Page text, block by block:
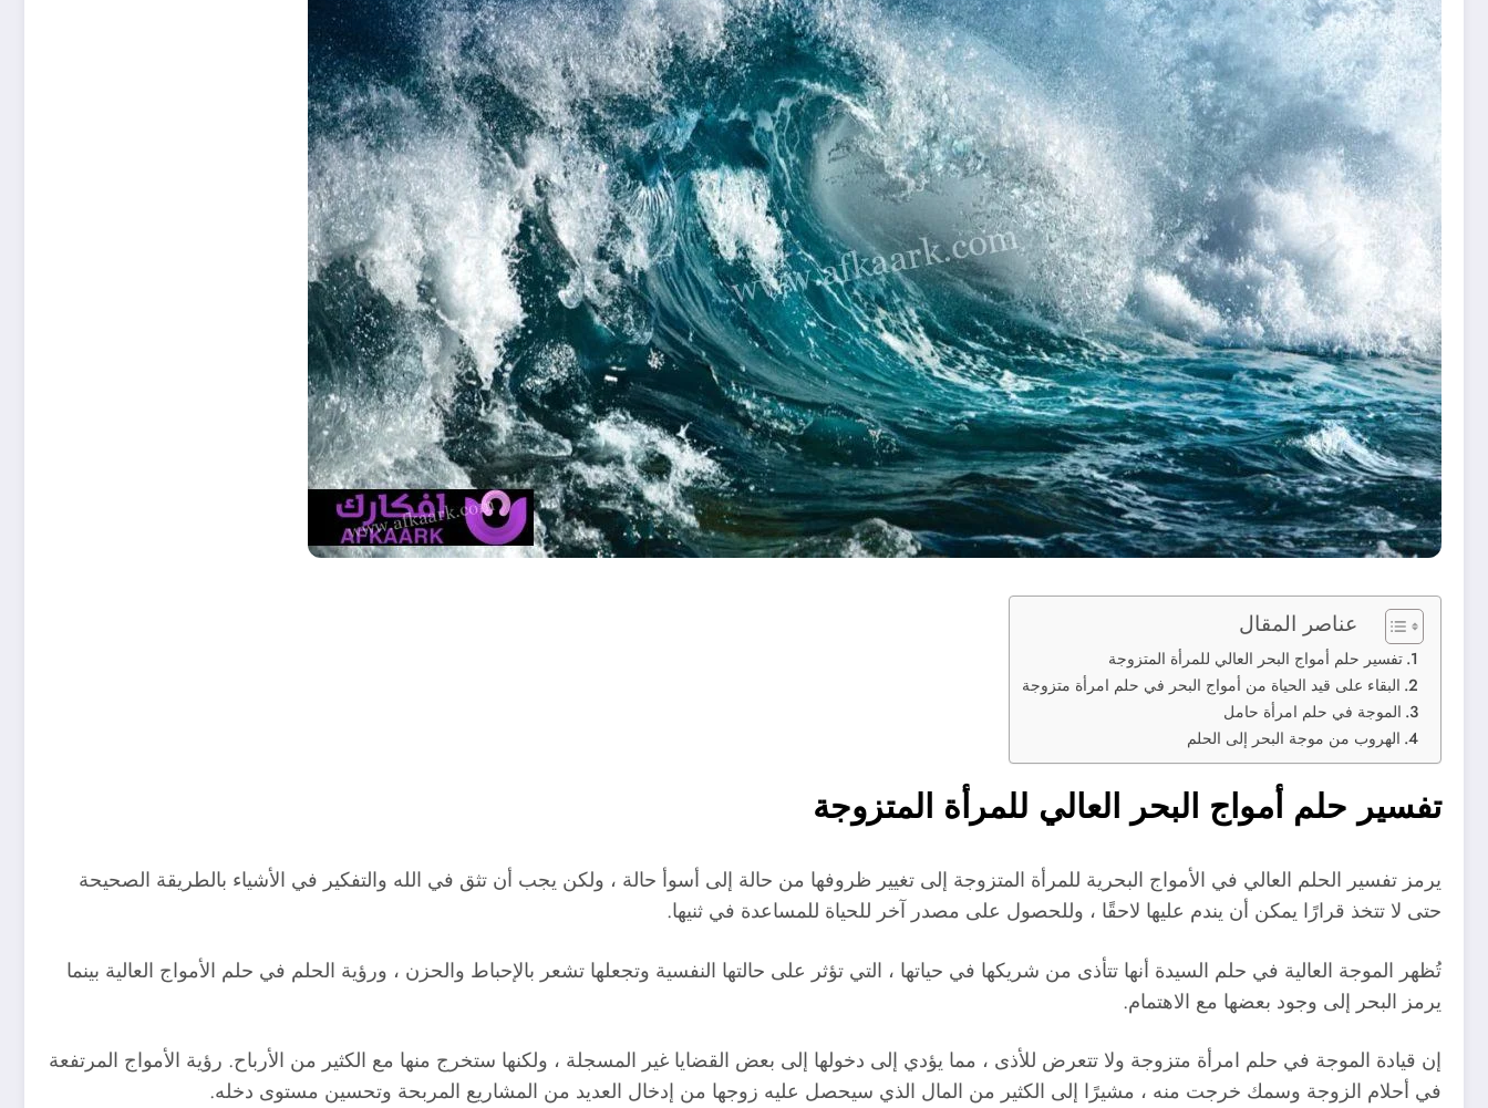
عناصر المقال
تفسير حلم أمواج البحر العالي للمرأة المتزوجة
البقاء على قيد الحياة من أمواج البحر في حلم امرأة متزوجة
الموجة في حلم امرأة حامل
الهروب من موجة البحر إلى الحلم
تفسير حلم أمواج البحر العالي للمرأة المتزوجة
يرمز تفسير الحلم العالي في الأمواج البحرية للمرأة المتزوجة إلى تغيير ظروفها من حالة إلى أسوأ حالة ، ولكن يجب أن تثق في الله والتفكير في الأشياء بالطريقة الصحيحة
حتى لا تتخذ قرارًا يمكن أن يندم عليها لاحقًا ، وللحصول على مصدر آخر للحياة للمساعدة في ثنيها.
تُظهر الموجة العالية في حلم السيدة أنها تتأذى من شريكها في حياتها ، التي تؤثر على حالتها النفسية وتجعلها تشعر بالإحباط والحزن ، ورؤية الحلم في حلم الأمواج العالية بينما
يرمز البحر إلى وجود بعضها مع الاهتمام.
إن قيادة الموجة في حلم امرأة متزوجة ولا تتعرض للأذى ، مما يؤدي إلى دخولها إلى بعض القضايا غير المسجلة ، ولكنها ستخرج منها مع الكثير من الأرباح. رؤية الأمواج المرتفعة
في أحلام الزوجة وسمك خرجت منه ، مشيرًا إلى الكثير من المال الذي سيحصل عليه زوجها من إدخال العديد من المشاريع المربحة وتحسين مستوى دخله.